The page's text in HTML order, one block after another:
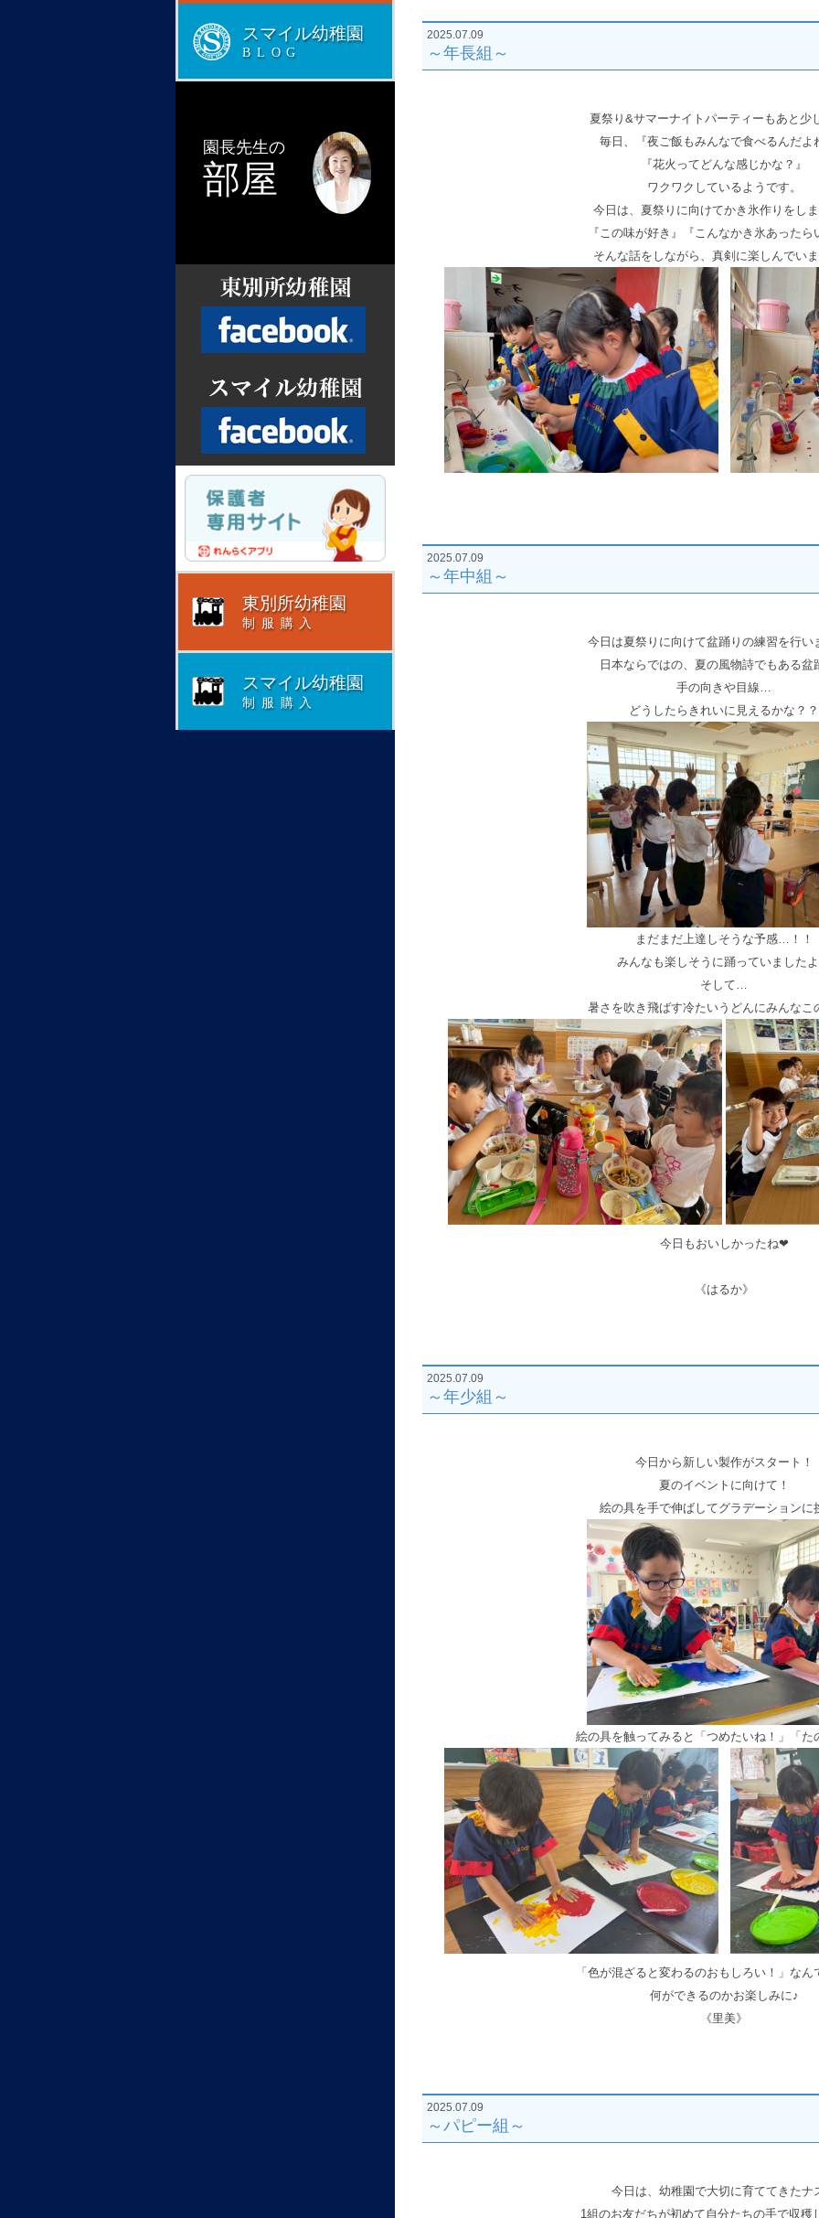
2025.07.09
～年長組～
夏祭り&サマーナイトパーティーもあと少
毎日、『夜ご飯もみんなで食べるんだ
『花火ってどんな感じかな？』
ワクワクしているようです。
今日は、夏祭りに向けてかき氷作りをし
『この味が好き』『こんなかき氷あったら
そんな話をしながら、真剣に楽しんでい
2025.07.09
～年中組～
今日は夏祭りに向けて盆踊りの練習を行
日本ならではの、夏の風物詩でもある盆
手の向きや目線…
どうしたらきれいに見えるかな？？
まだまだ上達しそうな予感…！！
みんなも楽しそうに踊っていました
そして…
暑さを吹き飛ばす冷たいうどんにみんなこ
今日もおいしかったね❤
《はるか》
2025.07.09
～年少組～
今日から新しい製作がスタート！
夏のイベントに向けて！
絵の具を手で伸ばしてグラデーションに
絵の具を触ってみると「つめたいね！」「た
「色が混ざると変わるのおもしろい！」な
何ができるのかお楽しみに♪
《里美》
2025.07.09
～パピー組～
今日は、幼稚園で大切に育ててきたナ
1組のお友だちが初めて自分たちの手で収穫
スマイル幼稚園
BLOG
園長先生の
部屋
Facebook
Facebook
東別所幼稚園
制服購入
スマイル幼稚園
制服購入